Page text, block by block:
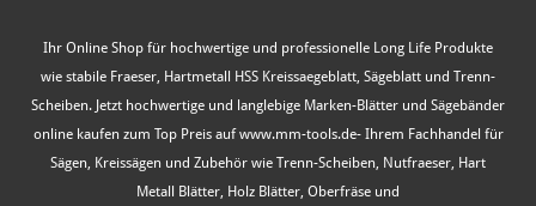
Ihr Online Shop für hochwertige und professionelle Long Life Produkte
wie stabile Fraeser, Hartmetall HSS Kreissaegeblatt, Sägeblatt und Trenn-
Scheiben. Jetzt hochwertige und langlebige Marken-Blätter und Sägebänder
online kaufen zum Top Preis auf www.mm-tools.de- Ihrem Fachhandel für
Sägen, Kreissägen und Zubehör wie Trenn-Scheiben, Nutfraeser, Hart
Metall Blätter, Holz Blätter, Oberfräse und